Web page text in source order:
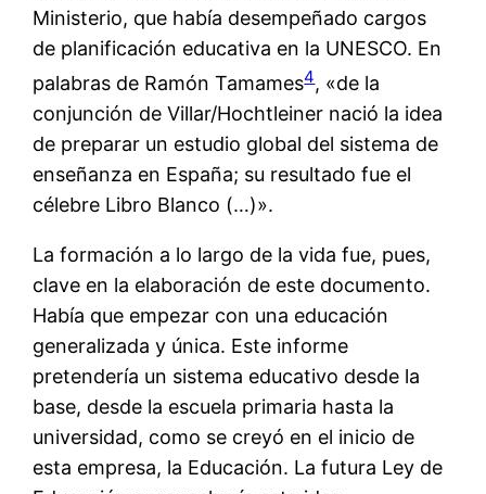
Ministerio, que había desempeñado cargos
de planificación educativa en la UNESCO. En
palabras de Ramón Tamames4, «de la
conjunción de Villar/Hochtleiner nació la idea
de preparar un estudio global del sistema de
enseñanza en España; su resultado fue el
célebre Libro Blanco (…)».
La formación a lo largo de la vida fue, pues,
clave en la elaboración de este documento.
Había que empezar con una educación
generalizada y única. Este informe
pretendería un sistema educativo desde la
base, desde la escuela primaria hasta la
universidad, como se creyó en el inicio de
esta empresa, la Educación. La futura Ley de